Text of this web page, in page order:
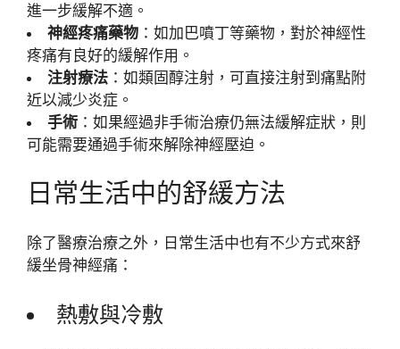
進一步緩解不適。
神經疼痛藥物 ：如加巴噴丁等藥物，對於神經性
疼痛有良好的緩解作用。
注射療法 ：如類固醇注射，可直接注射到痛點附
近以減少炎症。
手術 ：如果經過非手術治療仍無法緩解症狀，則
可能需要通過手術來解除神經壓迫。
日常生活中的舒緩方法
除了醫療治療之外，日常生活中也有不少方式來舒
緩坐骨神經痛：
熱敷與冷敷